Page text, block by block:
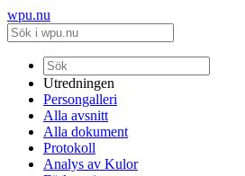
wpu.nu
Utredningen
Persongalleri
Alla avsnitt
Alla dokument
Protokoll
Analys av Kulor